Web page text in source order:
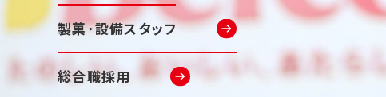
製菓･設備スタッフ
総合職採用